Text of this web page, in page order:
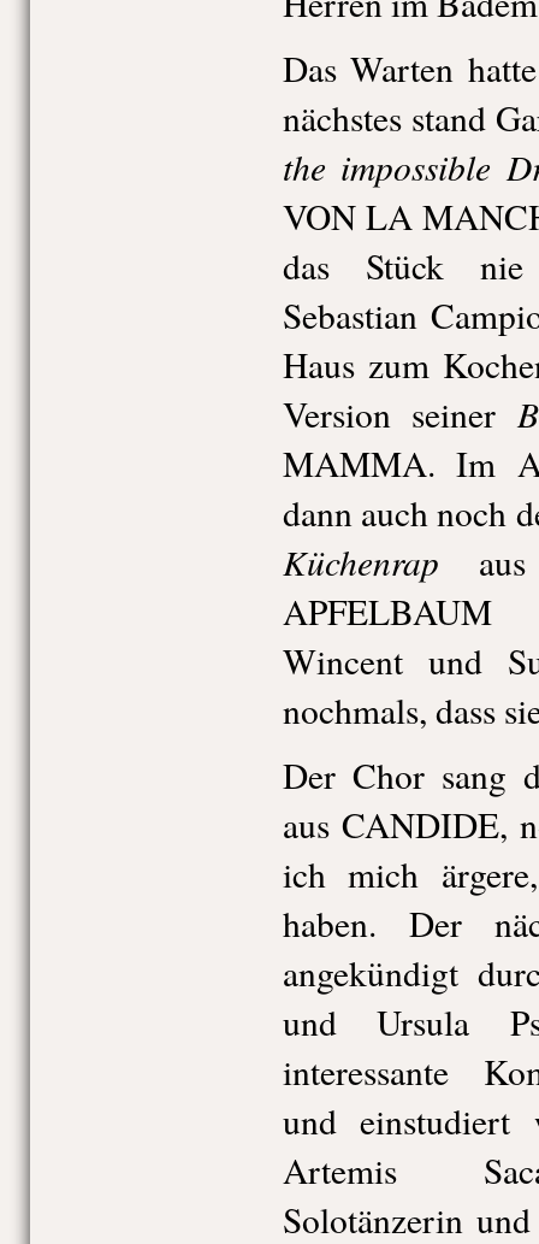
Das Warten
nächstes stand
the impossible
VON LA
das Stück nie
Sebastian
Haus zum
Version seiner
MAMMA. Im
dann auch noch
Küchenrap
APFELBAUM
Wincent und
nochmals, dass
Der Chor sang
aus CANDIDE,
ich mich
haben. Der
angekündigt
und Ursula
interessante
und einstudiert
Artemis
Solotänzerin